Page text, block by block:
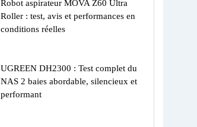
Robot aspirateur MOVA Z60 Ultra
Roller : test, avis et performances en
conditions réelles
UGREEN DH2300 : Test complet du
NAS 2 baies abordable, silencieux et
performant